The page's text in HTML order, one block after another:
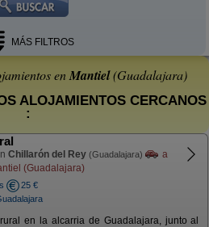
MÁS FILTROS
enMantiel(Guadalajara)
ALOJAMIENTOS CERCANOS
:
Chillarón del Rey (Guadalajara)
a
(Guadalajara)
25 €
en la alcarria de Guadalajara, junto al